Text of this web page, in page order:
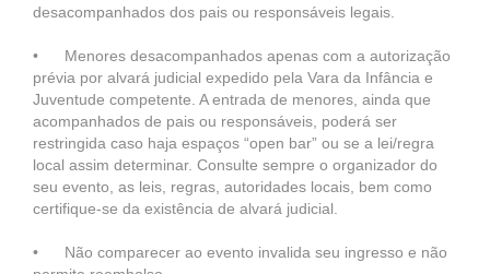
desacompanhados dos pais ou responsáveis legais.
• Menores desacompanhados apenas com a autorização
prévia por alvará judicial expedido pela Vara da Infância e
Juventude competente. A entrada de menores, ainda que
acompanhados de pais ou responsáveis, poderá ser
restringida caso haja espaços “open bar” ou se a lei/regra
local assim determinar. Consulte sempre o organizador do
seu evento, as leis, regras, autoridades locais, bem como
certifique-se da existência de alvará judicial.
• Não comparecer ao evento invalida seu ingresso e não